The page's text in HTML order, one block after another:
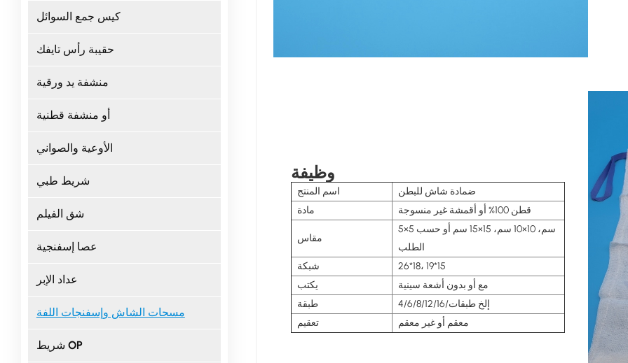
كيس جمع السوائل
حقيبة رأس تايفك
منشفة يد ورقية
أو منشفة قطنية
الأوعية والصواني
شريط طبي
شق الفيلم
عصا إسفنجية
عداد الإبر
مسحات الشاش وإسفنجات اللفة
شريط OP
وظيفة
اسم المنتج
ضمادة شاش للبطن
مادة
قطن 100% أو أقمشة غير منسوجة
مقاس
5×5 سم، 10×10 سم، 15×15 سم أو حسب
الطلب
شبكة
26*18، 19*15
يكتب
مع أو بدون أشعة سينية
طبقة
4/6/8/12/16/إلخ طبقات
تعقيم
معقم أو غير معقم